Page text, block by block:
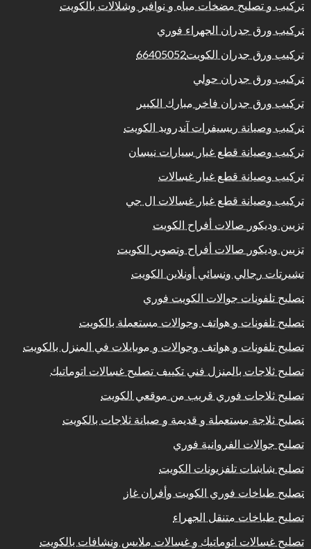
تركيب و تصليح مضخات مياه و نوافير وشلالات بالكويت
تركيب ورق جدران الجهراء فوري
تركيب ورق جدران الكويت66405052
تركيب ورق جدران حولي
تركيب ورق جدران فاخر مبارك الكبير
تركيب وصيانة ريسيفرات آندرويد الكويت
تركيب وصيانة قطع غيار سيارات نيسان
تركيب وصيانة قطع غيار غسالات
تركيب وصيانة قطع غيار غسالات ال جي
تزيين وديكور صالات أفراح الكويت
تزيين وديكور صالات أفراح وتصوير الكويت
تشيرتات رجالي ونسائي أونلاين الكويت
تصليح تلفونات جوالات الكويت فوري
تصليح تلفونات و هواتف وجوالات مستعملة بالكويت
تصليح تلفونات و هواتف وجوالات و موبايلات في المنزل بالكويت
تصليح ثلاجات بالمنزل فني تكييف تصليح غسالات اتوماتيك
تصليح ثلاجات فوري قريب من موقعي الكويت
تصليح ثلاجة مستعملة و قديمة و صيانة ثلاجات بالكويت
تصليح جوالات الفروانية فوري
تصليح شاشات تلفزيونات الكويت
تصليح طباخات فوري الكويت وأفران غاز
تصليح طباخات متنقل الجهراء
تصليح غسالات اتوماتيك و غسالات ملابس ونشافات بالكويت